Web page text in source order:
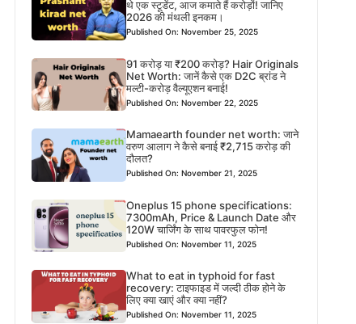
थे एक स्टूडेंट, आज कमाते हैं करोड़ों! जानिए
2026 की मंथली इनकम।
Published On: November 25, 2025
91 करोड़ या ₹200 करोड़? Hair Originals
Net Worth: जानें कैसे एक D2C ब्रांड ने
मल्टी-करोड़ वैल्यूएशन बनाई!
Published On: November 22, 2025
Mamaearth founder net worth: जाने
वरुण आलाग ने कैसे बनाई ₹2,715 करोड़ की
दौलत?
Published On: November 21, 2025
Oneplus 15 phone specifications:
7300mAh, Price & Launch Date और
120W चार्जिंग के साथ पावरफुल फोन!
Published On: November 11, 2025
What to eat in typhoid for fast
recovery: टाइफाइड में जल्दी ठीक होने के
लिए क्या खाएं और क्या नहीं?
Published On: November 11, 2025